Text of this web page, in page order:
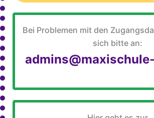
Bei Problemen mit den
sich bitte an: